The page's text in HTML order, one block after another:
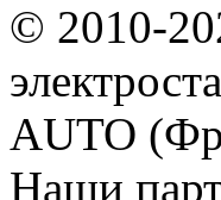
© 2010-
AUTO
Наши